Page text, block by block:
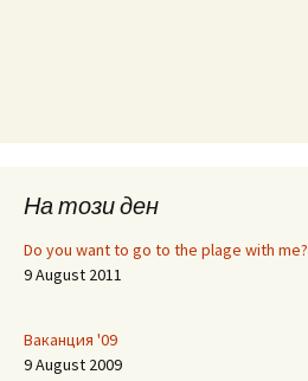
На този ден
Do you want to go to the plage with me?
9 August 2011
Ваканция '09
9 August 2009